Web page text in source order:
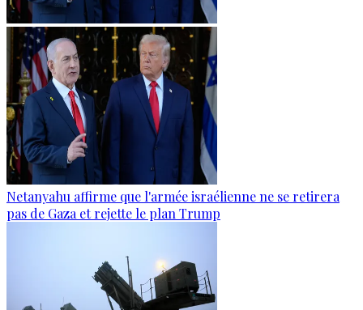
Netanyahu affirme que l'armée israélienne ne se retirera
pas de Gaza et rejette le plan Trump